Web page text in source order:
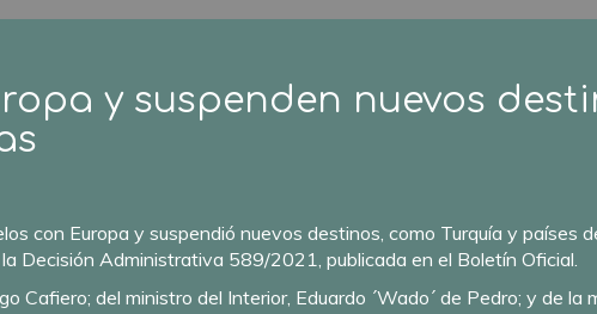
y suspenden nuevos
con Europa y suspendió nuevos destinos, como Turquía y países
Decisión Administrativa 589/2021, publicada en el Boletín Oficial.
Cafiero; del ministro del Interior, Eduardo ´Wado´ de Pedro; y de la